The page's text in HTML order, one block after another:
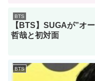
BTS
【BTS】SUGAが”オ
哲哉と初対面
BTS